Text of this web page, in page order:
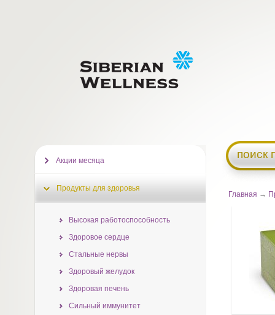
поиск
Главная →
Акции месяца
Продукты для здоровья
Высокая работоспособность
Здоровое сердце
Стальные нервы
Здоровый желудок
Здоровая печень
Сильный иммунитет